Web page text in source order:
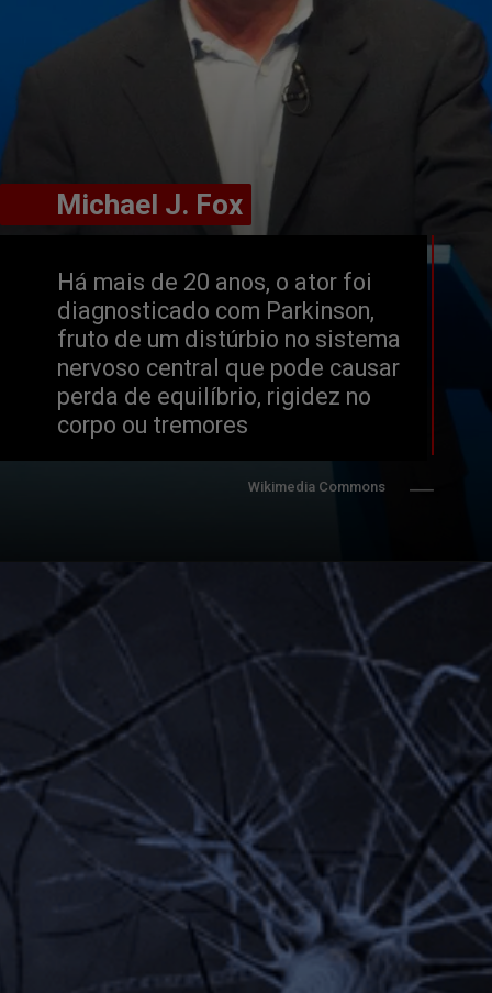
Há mais de 20 anos, o ator foi
diagnosticado com Parkinson,
fruto de um distúrbio no sistema
nervoso central que pode causar
perda de equilíbrio, rigidez no
corpo ou tremores
Michael J. Fox
Michael J. Fox
Wikimedia Commons